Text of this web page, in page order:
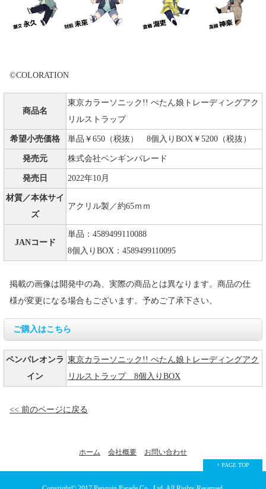
©COLORATION
商品名
東京カラーソニック!! ぺたん娘トレーディングアク
リルストラップ
希望小売価格 単品￥650（税抜） 8個入りBOX￥5200（税抜）
発売元 株式会社ペンギンパレード
発売日 2022年10月
材質／本体サイ
ズ
アクリル製／約65ｍｍ
JANコード
単品：4589499110088
8個入りBOX：4589499110095
掲載の画像は開発中の為、実際の商品とは異なります。商品の仕
様が変更になる場合もございます。予めご了承下さい。
ご購入はこちら
ペンパレオンラ
イン
東京カラーソニック!! ぺたん娘トレーディングアク
リルストラップ 8個入りBOX
<< 前のページに戻る
ホーム 会社概要 お問い合わせ
↑ PAGE TOP